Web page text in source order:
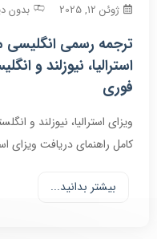
ژوئن 12, 2025 بدون
ترجمه رسمی انگلیسی
استرالیا، نیوزلند و
فوری
ویزای استرالیا، نیوزلند و
کامل راهنمای دریافت ویزای
بیشتر بدانید...